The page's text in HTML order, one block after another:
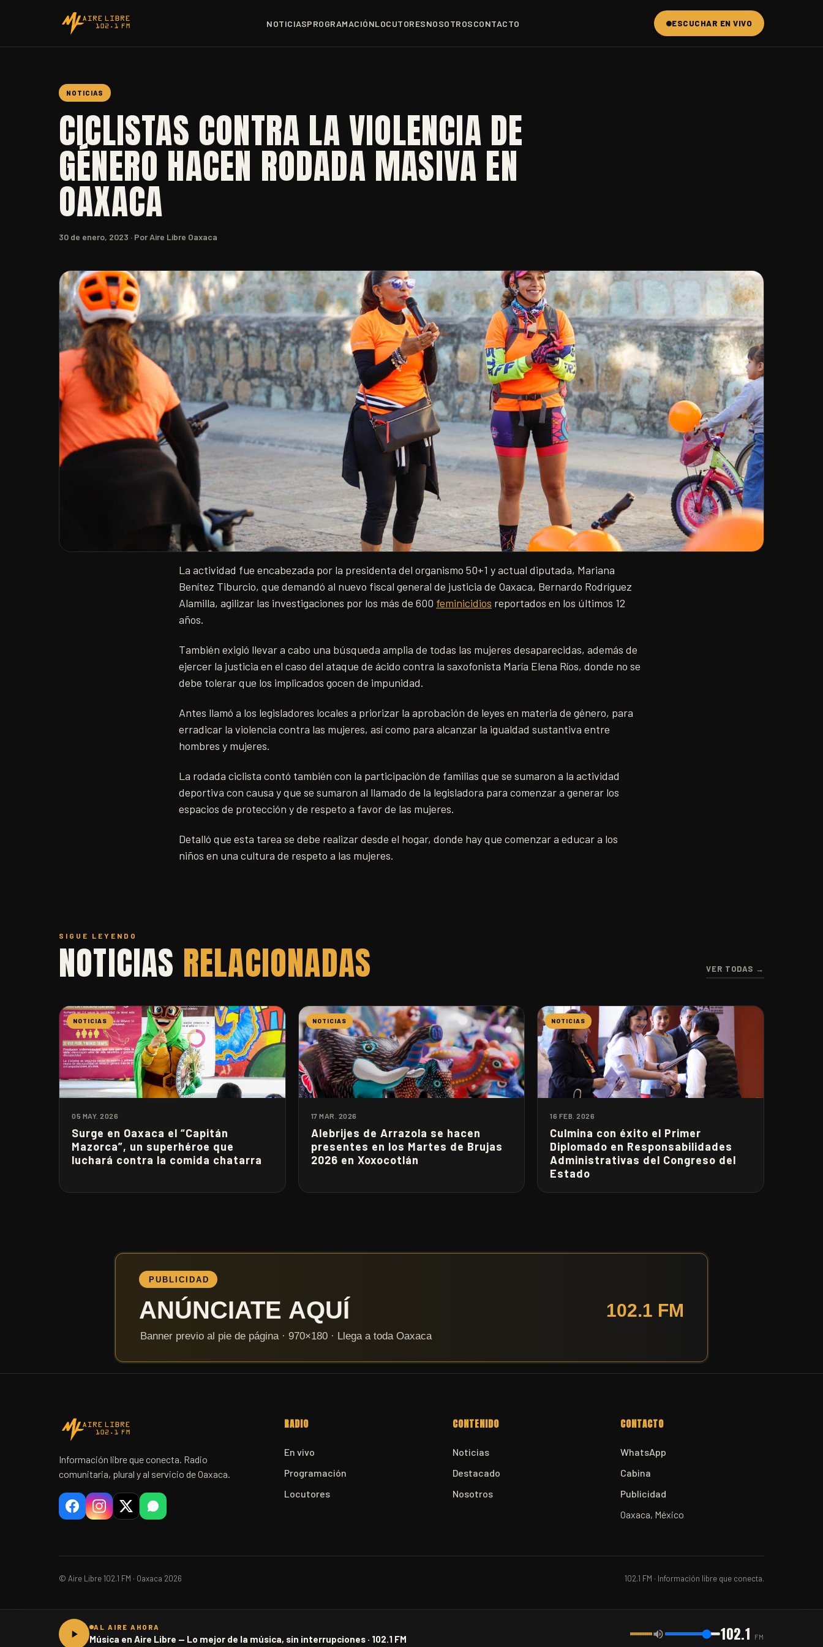
NOTICIASPROGRAMACIÓNLOCUTORESNOSOTROSCONTACTO ESCUCHAR EN VIVO
NOTICIAS
CICLISTAS CONTRA LA VIOLENCIA DE
GÉNERO HACEN RODADA MASIVA EN
OAXACA
30 de enero, 2023 · Por Aire Libre Oaxaca
La actividad fue encabezada por la presidenta del organismo 50+1 y actual diputada, Mariana
Benítez Tiburcio, que demandó al nuevo fiscal general de justicia de Oaxaca, Bernardo Rodríguez
Alamilla, agilizar las investigaciones por los más de 600 feminicidios reportados en los últimos 12
años.
También exigió llevar a cabo una búsqueda amplia de todas las mujeres desaparecidas, además de
ejercer la justicia en el caso del ataque de ácido contra la saxofonista María Elena Ríos, donde no se
debe tolerar que los implicados gocen de impunidad.
Antes llamó a los legisladores locales a priorizar la aprobación de leyes en materia de género, para
erradicar la violencia contra las mujeres, así como para alcanzar la igualdad sustantiva entre
hombres y mujeres.
La rodada ciclista contó también con la participación de familias que se sumaron a la actividad
deportiva con causa y que se sumaron al llamado de la legisladora para comenzar a generar los
espacios de protección y de respeto a favor de las mujeres.
Detalló que esta tarea se debe realizar desde el hogar, donde hay que comenzar a educar a los
niños en una cultura de respeto a las mujeres.
SIGUE LEYENDO
NOTICIAS RELACIONADAS VER TODAS →
NOTICIAS
05 MAY. 2026
Surge en Oaxaca el “Capitán
Mazorca”, un superhéroe que
luchará contra la comida chatarra
NOTICIAS
17 MAR. 2026
Alebrijes de Arrazola se hacen
presentes en los Martes de Brujas
2026 en Xoxocotlán
NOTICIAS
16 FEB. 2026
Culmina con éxito el Primer
Diplomado en Responsabilidades
Administrativas del Congreso del
Estado
Información libre que conecta. Radio
comunitaria, plural y al servicio de Oaxaca.
RADIO
En vivo
Programación
Locutores
CONTENIDO
Noticias
Destacado
Nosotros
CONTACTO
WhatsApp
Cabina
Publicidad
Oaxaca, México
© Aire Libre 102.1 FM · Oaxaca 2026 102.1 FM · Información libre que conecta.
AL AIRE AHORA
Música en Aire Libre — Lo mejor de la música, sin interrupciones · 102.1 FM 102.1 FM